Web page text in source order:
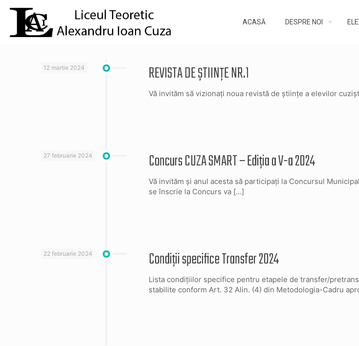
ACASĂ DESPRE NOI
12 martie 2024 REVISTA DE ȘTIINȚE NR.1
Vă invităm să vizionați noua revistă de științe a elevilor
27 februarie 2024 Concurs CUZA SMART – Ediția a V-a 2024
Vă invităm și anul acesta să participați la Concursul
se înscrie la Concurs va […]
22 februarie 2024 Condiții specifice Transfer 2024
Lista condițiilor specifice pentru etapele de transfer/
stabilite conform Art. 32 Alin. (4) din Metodologia-Cadru